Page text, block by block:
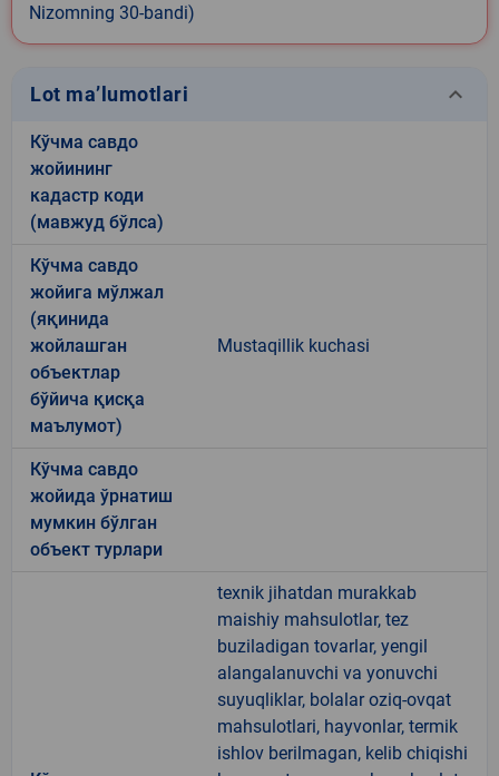
Nizomning 30-bandi)
Lot ma’lumotlari keyboard_arrow_down
Кўчма савдо
жойининг
кадастр коди
(мавжуд бўлса)
Кўчма савдо
жойига мўлжал
(яқинида
жойлашган
объектлар
бўйича қисқа
маълумот)
Mustaqillik kuchasi
Кўчма савдо
жойида ўрнатиш
мумкин бўлган
объект турлари
texnik jihatdan murakkab
maishiy mahsulotlar, tez
buziladigan tovarlar, yengil
alangalanuvchi va yonuvchi
suyuqliklar, bolalar oziq-ovqat
mahsulotlari, hayvonlar, termik
ishlov berilmagan, kelib chiqishi